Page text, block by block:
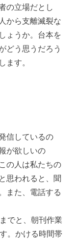
の立場だとし
から支離滅裂な
ょうか。台本を
どう思うだろう
ます。
信しているの
が欲しいの
の人は私たちの
思われると、聞
また、電話する
でと、朝刊作業
。かける時間帯